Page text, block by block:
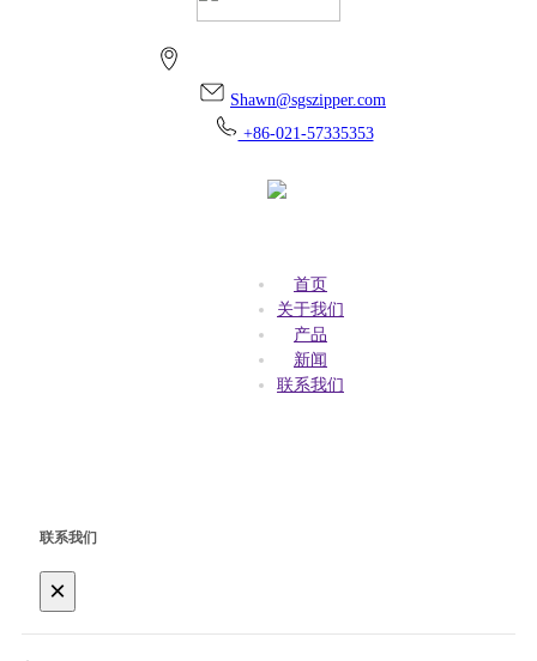
Shawn@sgszipper.com
+86-021-57335353
首页
关于我们
产品
新闻
联系我们
联系我们
×